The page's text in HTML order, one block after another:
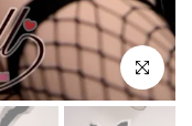
クリックし